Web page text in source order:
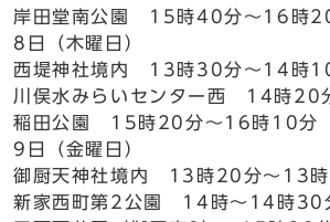
岸田堂南公園 15時40分～16時
8日（木曜日）
西堤神社境内 13時30分～14時
川俣水みらいセンター西 14時20
稲田公園 15時20分～16時10分
9日（金曜日）
御厨天神社境内 13時20分～13
新家西町第2公園 14時～14時30